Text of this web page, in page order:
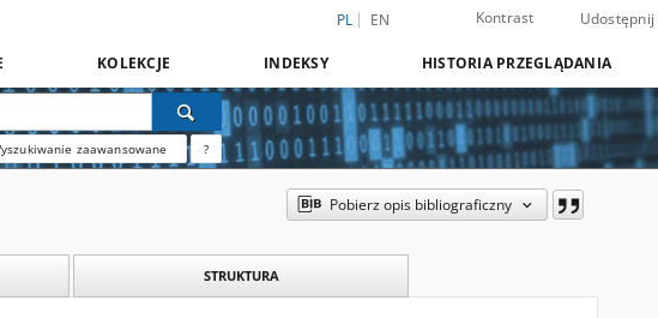
PL EN Kontrast Udostępnij
KOLEKCJE INDEKSY HISTORIA PRZEGLĄDANIA
zaawansowane ?
Pobierz opis bibliograficzny
STRUKTURA